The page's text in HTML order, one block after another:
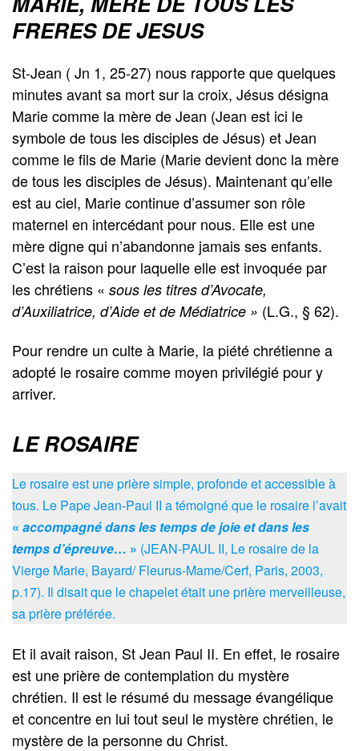
FRERES DE JESUS
St-Jean ( Jn 1, 25-27) nous rapporte que quelques
minutes avant sa mort sur la croix, Jésus désigna
Marie comme la mère de Jean (Jean est ici le
symbole de tous les disciples de Jésus) et Jean
comme le fils de Marie (Marie devient donc la mère
de tous les disciples de Jésus). Maintenant qu’elle
est au ciel, Marie continue d’assumer son rôle
maternel en intercédant pour nous. Elle est une
mère digne qui n’abandonne jamais ses enfants.
C’est la raison pour laquelle elle est invoquée par
les chrétiens « sous les titres d’Avocate,
d’Auxiliatrice, d’Aide et de Médiatrice » (L.G., § 62).
Pour rendre un culte à Marie, la piété chrétienne a
adopté le rosaire comme moyen privilégié pour y
arriver.
LE ROSAIRE
Le rosaire est une prière simple, profonde et accessible à
tous. Le Pape Jean-Paul II a témoigné que le rosaire l’avait
« accompagné dans les temps de joie et dans les
temps d’épreuve… » (JEAN-PAUL II, Le rosaire de la
Vierge Marie, Bayard/ Fleurus-Mame/Cerf, Paris, 2003,
p.17). Il disait que le chapelet était une prière merveilleuse,
sa prière préférée.
Et il avait raison, St Jean Paul II. En effet, le rosaire
est une prière de contemplation du mystère
chrétien. Il est le résumé du message évangélique
et concentre en lui tout seul le mystère chrétien, le
mystère de la personne du Christ.